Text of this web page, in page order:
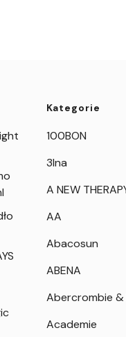
Kategorie
100BON
3Ina
A NEW
AA
Abacosun
ABENA
Abercrombie &
Academie